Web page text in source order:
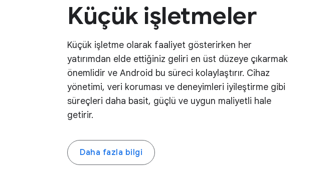
Küçük işletmeler
Küçük işletme olarak faaliyet gösterirken her
yatırımdan elde ettiğiniz geliri en üst düzeye çıkarmak
önemlidir ve Android bu süreci kolaylaştırır. Cihaz
yönetimi, veri koruması ve deneyimleri iyileştirme gibi
süreçleri daha basit, güçlü ve uygun maliyetli hale
getirir.
Daha fazla bilgi